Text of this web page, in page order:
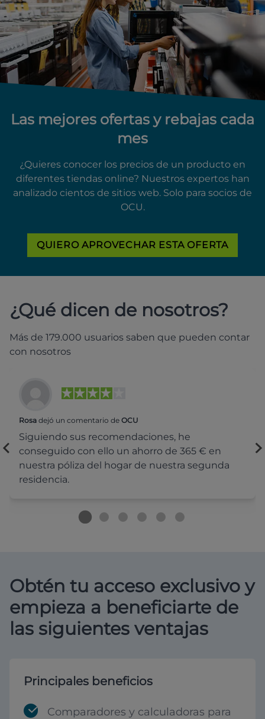
Las mejores ofertas y rebajas cada
mes
¿Quieres conocer los precios de un producto en
diferentes tiendas online? Nuestros expertos han
analizado cientos de sitios web. Solo para socios de
OCU.
QUIERO APROVECHAR ESTA OFERTA
¿Qué dicen de nosotros?
Más de 179.000 usuarios saben que pueden contar
con nosotros
Rosa dejó un comentario de OCU
Siguiendo sus recomendaciones, he
conseguido con ello un ahorro de 365 € en
nuestra póliza del hogar de nuestra segunda
residencia.
Obtén tu acceso exclusivo y
empieza a beneficiarte de
las siguientes ventajas
Principales beneficios
Comparadores y calculadoras para